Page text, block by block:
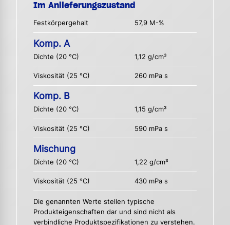
Im Anlieferungszustand
Festkörpergehalt 57,9 M-%
Komp. A
Dichte (20 °C) 1,12 g/cm³
Viskosität (25 °C) 260 mPa s
Komp. B
Dichte (20 °C) 1,15 g/cm³
Viskosität (25 °C) 590 mPa s
Mischung
Dichte (20 °C) 1,22 g/cm³
Viskosität (25 °C) 430 mPa s
Die genannten Werte stellen typische
Produkteigenschaften dar und sind nicht als
verbindliche Produktspezifikationen zu verstehen.